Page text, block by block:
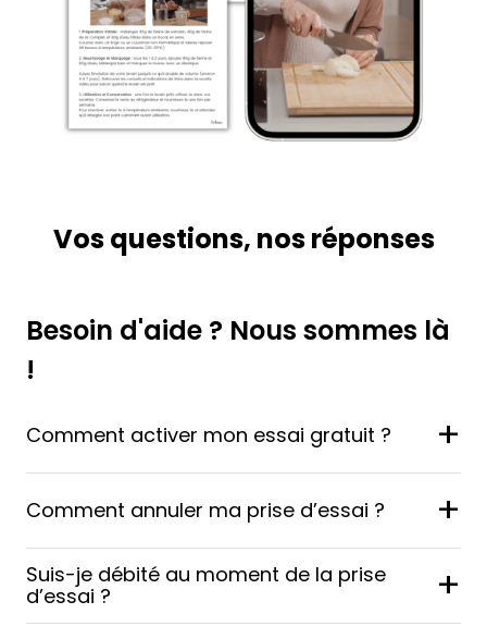
Vos questions, nos réponses
Besoin d'aide ? Nous sommes là
!
Comment activer mon essai gratuit ? +
Comment annuler ma prise d’essai ? +
Suis-je débité au moment de la prise
d’essai ?
+